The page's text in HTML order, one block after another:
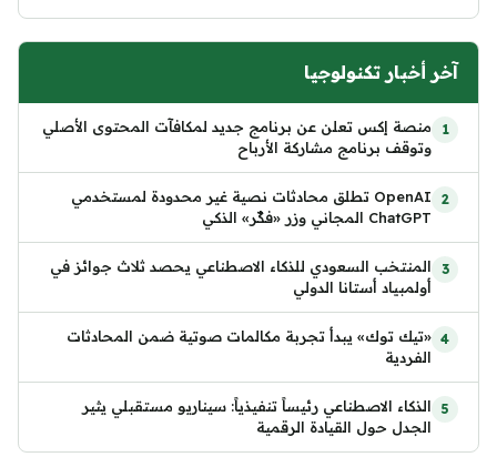
آخر أخبار تكنولوجيا
منصة إكس تعلن عن برنامج جديد لمكافآت المحتوى الأصلي
وتوقف برنامج مشاركة الأرباح
OpenAI تطلق محادثات نصية غير محدودة لمستخدمي
ChatGPT المجاني وزر «فكّر» الذكي
المنتخب السعودي للذكاء الاصطناعي يحصد ثلاث جوائز في
أولمبياد أستانا الدولي
«تيك توك» يبدأ تجربة مكالمات صوتية ضمن المحادثات
الفردية
الذكاء الاصطناعي رئيساً تنفيذياً: سيناريو مستقبلي يثير
الجدل حول القيادة الرقمية